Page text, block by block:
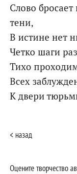
Слово
тени,
В истине нет
Четко шаги
Тихо
Всех
К двери
< назад
Оцените творчество